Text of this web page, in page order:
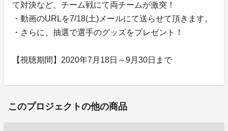
て対決など、チーム戦にて両チームが激突！
・動画のURLを7/18(土)メールにて送らせて頂きます。
・さらに、抽選で選手のグッズをプレゼント！
【視聴期間】2020年7月18日～9月30日まで
このプロジェクトの他の商品